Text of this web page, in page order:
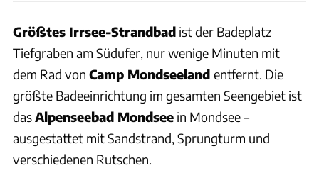
Größtes Irrsee-Strandbad ist der Badeplatz
Tiefgraben am Südufer, nur wenige Minuten mit
dem Rad von Camp Mondseeland entfernt. Die
größte Badeeinrichtung im gesamten Seengebiet ist
dasAlpenseebad Mondsee in Mondsee –
ausgestattet mit Sandstrand, Sprungturm und
verschiedenen Rutschen.